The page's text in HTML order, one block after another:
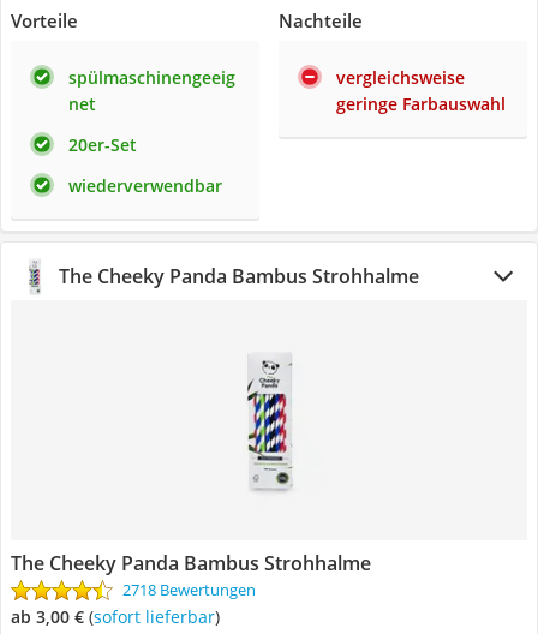
Vorteile
spülmaschinengeeig
net
20er-Set
wiederverwendbar
Nachteile
vergleichsweise
geringe Farbauswahl
The Cheeky Panda Bambus Strohhalme
The Cheeky Panda Bambus Strohhalme
2718 Bewertungen
ab 3,00 € ( Sofort lieferbar)